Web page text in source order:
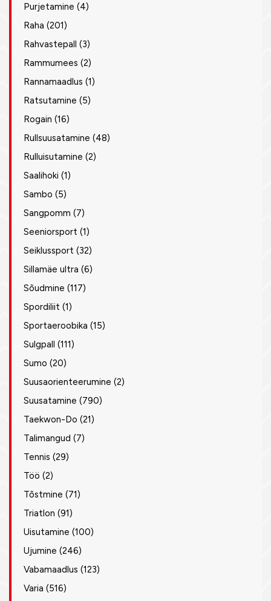
Purjetamine (4)
Raha (201)
Rahvastepall (3)
Rammumees (2)
Rannamaadlus (1)
Ratsutamine (5)
Rogain (16)
Rullsuusatamine (48)
Rulluisutamine (2)
Saalihoki (1)
Sambo (5)
Sangpomm (7)
Seeniorsport (1)
Seiklussport (32)
Sillamäe ultra (6)
Sõudmine (117)
Spordiliit (1)
Sportaeroobika (15)
Sulgpall (111)
Sumo (20)
Suusaorienteerumine (2)
Suusatamine (790)
Taekwon-Do (21)
Talimangud (7)
Tennis (29)
Töö (2)
Tõstmine (71)
Triatlon (91)
Uisutamine (100)
Ujumine (246)
Vabamaadlus (123)
Varia (516)